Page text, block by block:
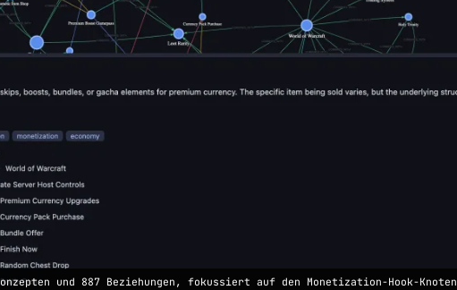
und 887 Beziehungen, fokussiert auf den Monetization-Hook-Knoten